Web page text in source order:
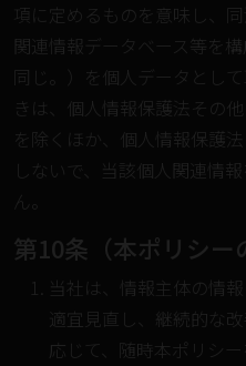
項に定めるものを意味し、
関連情報データベース等を
同じ。）を個人データとし
きは、個人情報保護法その
を除くほか、個人情報保護
しないで、当該個人関連情
第10条（本ポリシー
当社は、情報主体の情
適宜見直し、継続的な
応じて、随時本ポリシー